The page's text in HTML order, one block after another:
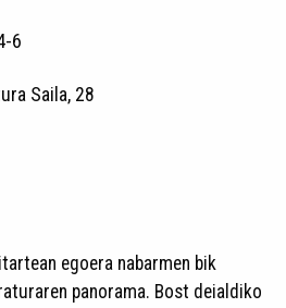
6
Saila, 28
egoera nabarmen bik
panorama. Bost deialdiko